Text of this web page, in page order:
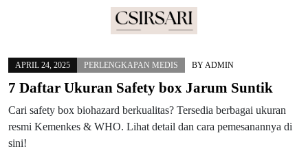
content
APRIL 24, 2025 PERLENGKAPAN MEDIS BYADMIN
7 Daftar Ukuran Safety box Jarum Suntik
Cari safety box biohazard berkualitas? Tersedia berbagai ukuran
resmi Kemenkes & WHO. Lihat detail dan cara pemesanannya di
sini!